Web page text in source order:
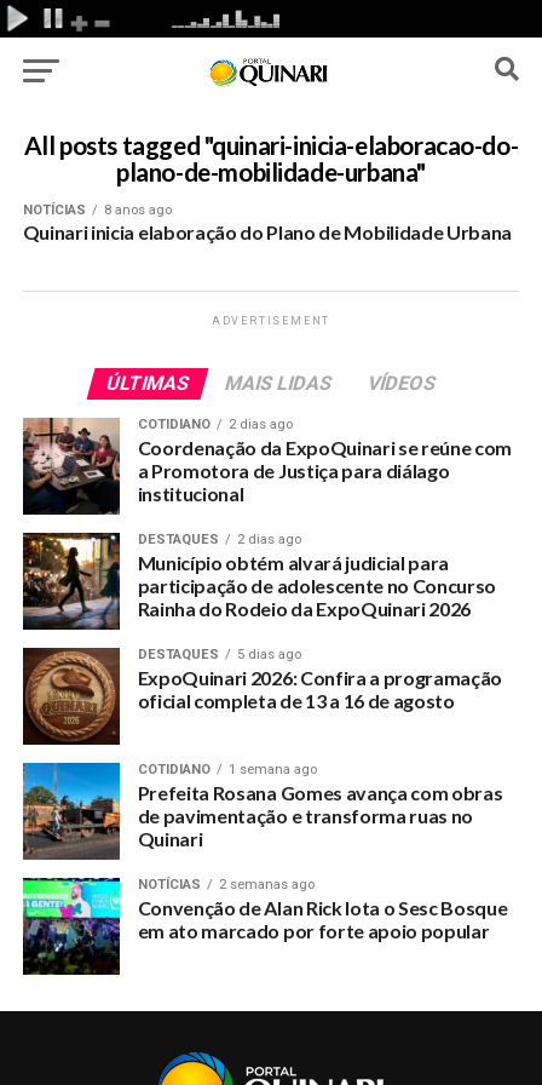
All posts tagged "quinari-inicia-elaboracao-do-
plano-de-mobilidade-urbana"
NOTÍCIAS 8 anos ago
Quinari inicia elaboração do Plano de Mobilidade Urbana
ADVERTISEMENT
ÚLTIMAS MAIS LIDAS VÍDEOS
COTIDIANO 2 dias ago
Coordenação da ExpoQuinari se reúne com
a Promotora de Justiça para diálago
institucional
DESTAQUES 2 dias ago
Município obtém alvará judicial para
participação de adolescente no Concurso
Rainha do Rodeio da ExpoQuinari 2026
DESTAQUES 5 dias ago
ExpoQuinari 2026: Confira a programação
oficial completa de 13 a 16 de agosto
COTIDIANO 1 semana ago
Prefeita Rosana Gomes avança com obras
de pavimentação e transforma ruas no
Quinari
NOTÍCIAS 2 semanas ago
Convenção de Alan Rick lota o Sesc Bosque
em ato marcado por forte apoio popular